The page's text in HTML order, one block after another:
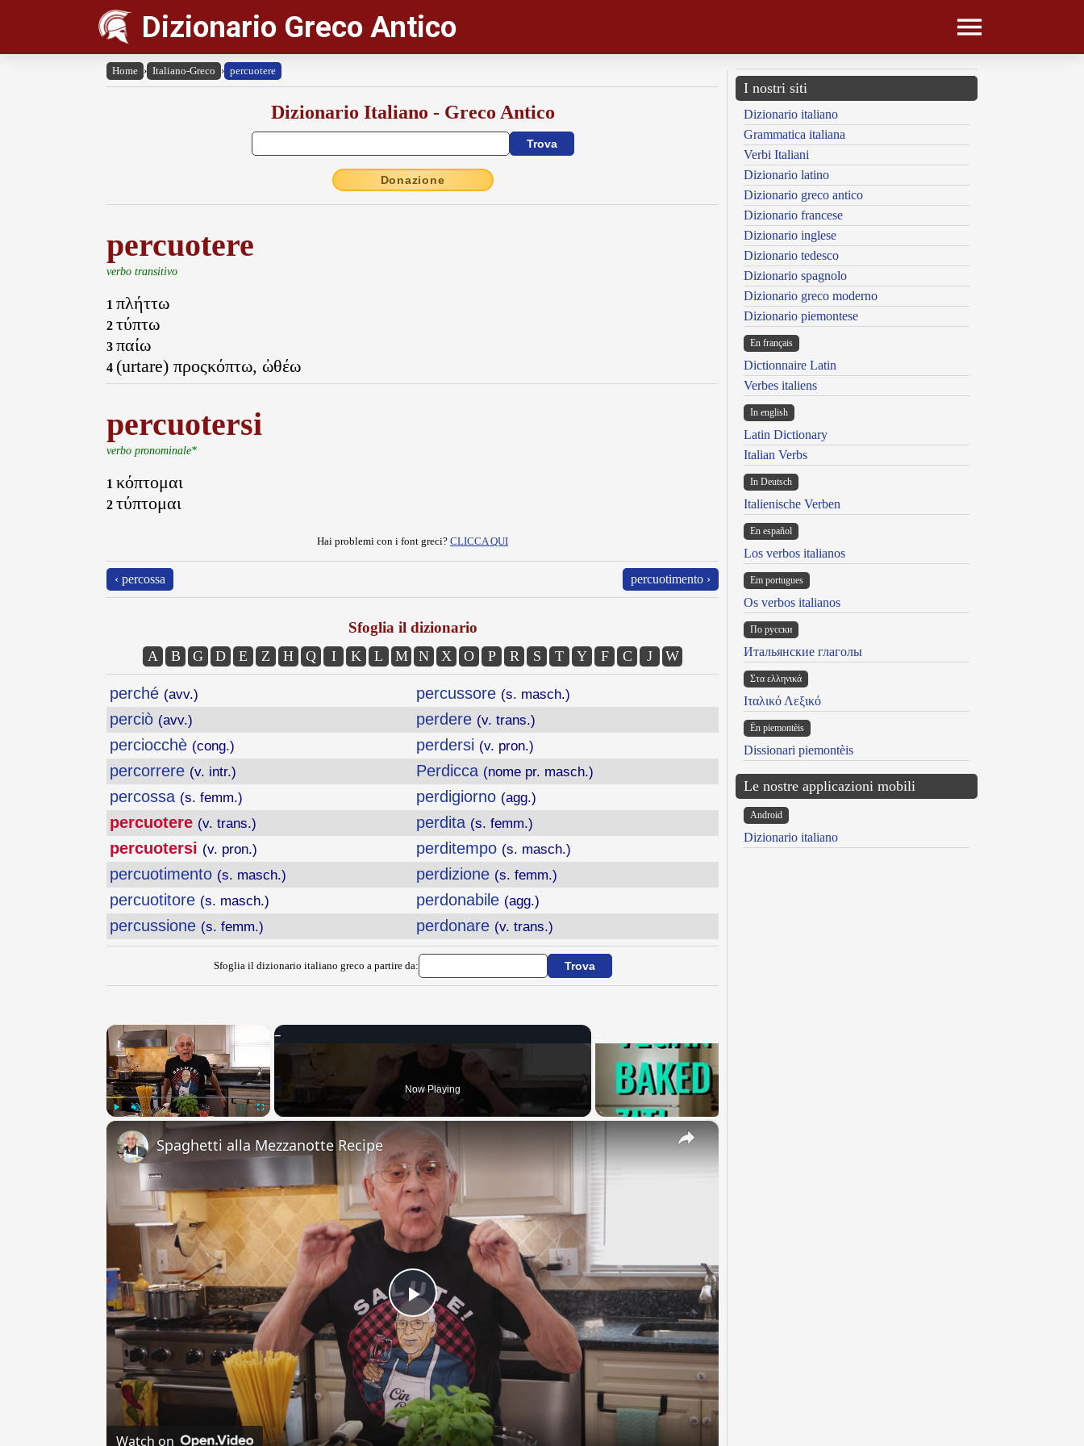
Dizionario Greco Antico
Home › Italiano-Greco › percuotere
Dizionario Italiano - Greco Antico
Donazione
percuotere
verbo transitivo
1 πλήττω
2 τύπτω
3 παίω
4 (urtare) προςκόπτω, ὠθέω
percuotersi
verbo pronominale*
1 κόπτομαι
2 τύπτομαι
Hai problemi con i font greci? CLICCA QUI
‹ percossa percuotimento ›
Sfoglia il dizionario
A B G D E Z H Q I K L M N X O P R S T Y F C J W
perché (avv.)
perciò (avv.)
perciocchè (cong.)
percorrere (v. intr.)
percossa (s. femm.)
percuotere (v. trans.)
percuotersi (v. pron.)
percuotimento (s. masch.)
percuotitore (s. masch.)
percussione (s. femm.)
percussore (s. masch.)
perdere (v. trans.)
perdersi (v. pron.)
Perdicca (nome pr. masch.)
perdigiorno (agg.)
perdita (s. femm.)
perditempo (s. masch.)
perdizione (s. femm.)
perdonabile (agg.)
perdonare (v. trans.)
Sfoglia il dizionario italiano greco a partire da:
Fullscreen
Now Playing
×
Play
Video
Spaghetti alla Mezzanotte Recipe
Watch on
I nostri siti
Dizionario italiano
Grammatica italiana
Verbi Italiani
Dizionario latino
Dizionario greco antico
Dizionario francese
Dizionario inglese
Dizionario tedesco
Dizionario spagnolo
Dizionario greco moderno
Dizionario piemontese
En français
Dictionnaire Latin
Verbes italiens
In english
Latin Dictionary
Italian Verbs
In Deutsch
Italienische Verben
En español
Los verbos italianos
Em portugues
Os verbos italianos
По русски
Итальянские глаголы
Στα ελληνικά
Ιταλικό Λεξικό
Ën piemontèis
Dissionari piemontèis
Le nostre applicazioni mobili
Android
Dizionario italiano